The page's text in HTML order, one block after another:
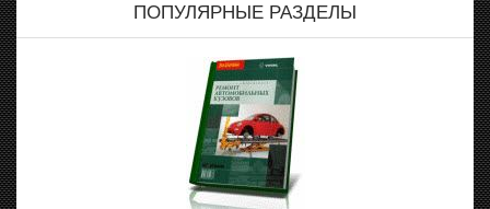
ПОПУЛЯРНЫЕ РАЗДЕЛЫ